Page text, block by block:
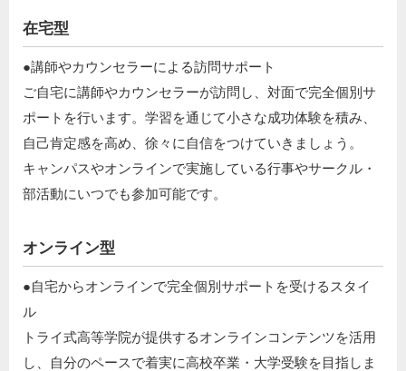
在宅型
●講師やカウンセラーによる訪問サポート​
​ ご自宅に講師やカウンセラーが訪問し、対面で完全個別サ
ポートを行います。学習を通じて小さな成功体験を積み、
自己肯定感を高め、徐々に自信をつけていきましょう。​
キャンパスやオンラインで実施している行事やサークル・
部活動にいつでも参加可能です。
オンライン型
●自宅からオンラインで完全個別サポートを受けるスタイ
ル​
トライ式高等学院が提供するオンラインコンテンツを活用
し、自分のペースで着実に高校卒業・大学受験を目指しま